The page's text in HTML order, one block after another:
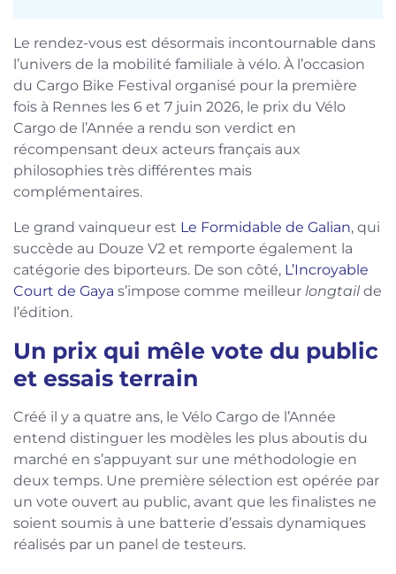
Le rendez-vous est désormais incontournable dans
l’univers de la mobilité familiale à vélo. À l’occasion
du Cargo Bike Festival organisé pour la première
fois à Rennes les 6 et 7 juin 2026, le prix du Vélo
Cargo de l’Année a rendu son verdict en
récompensant deux acteurs français aux
philosophies très différentes mais
complémentaires.
Le grand vainqueur est Le Formidable de Galian, qui
succède au Douze V2 et remporte également la
catégorie des biporteurs. De son côté, L’Incroyable
Court de Gaya s’impose comme meilleur longtailde
l’édition.
Un prix qui mêle vote du public
et essais terrain
Créé il y a quatre ans, le Vélo Cargo de l’Année
entend distinguer les modèles les plus aboutis du
marché en s’appuyant sur une méthodologie en
deux temps. Une première sélection est opérée par
un vote ouvert au public, avant que les finalistes ne
soient soumis à une batterie d’essais dynamiques
réalisés par un panel de testeurs.